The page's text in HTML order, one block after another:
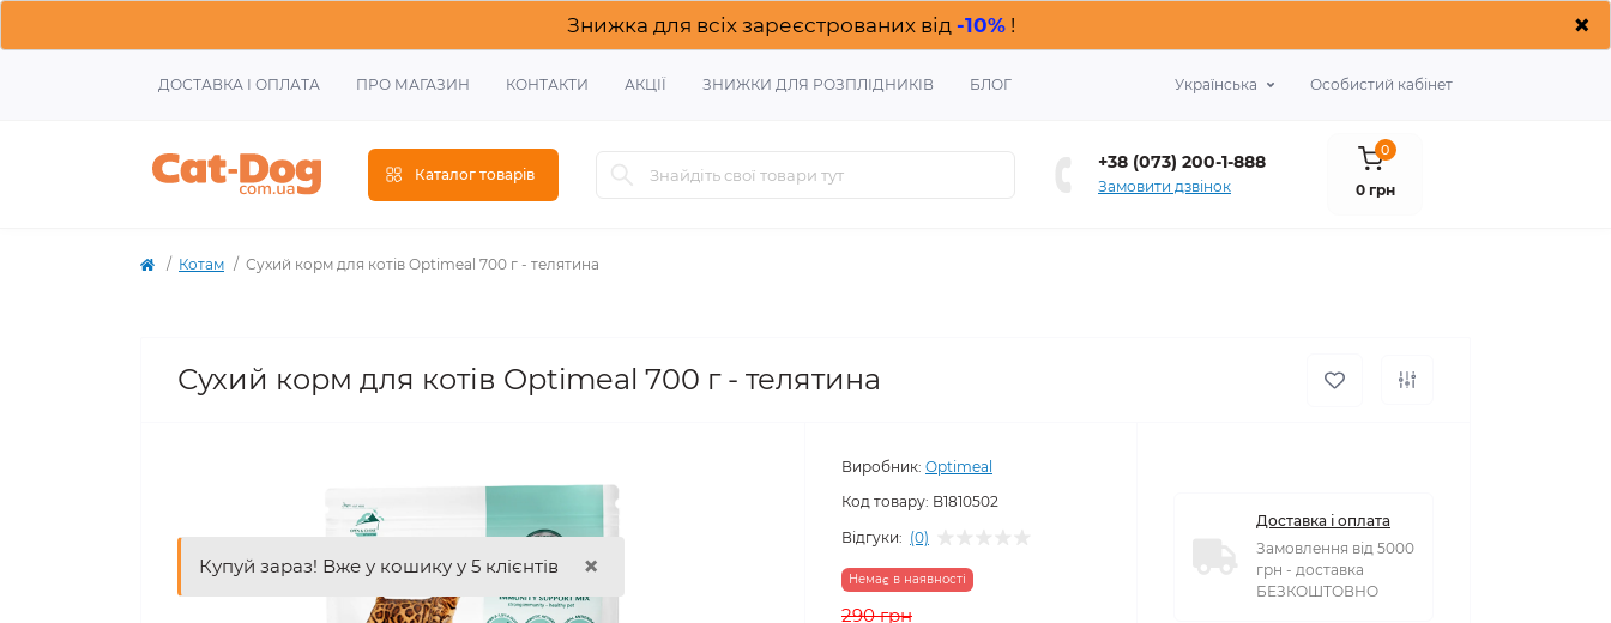
Знижка для всіх зареєстрованих від -10%! ×
ДОСТАВКА І ОПЛАТА ПРО МАГАЗИН КОНТАКТИ АКЦІЇ ЗНИЖКИ ДЛЯ РОЗПЛІДНИКІВ БЛОГ Українська Особистий кабінет
Каталог товарів
+38 (073) 200-1-888
Замовити дзвінок
0
0 грн
Котам Сухий корм для котів Optimeal 700 г - телятина
Сухий корм для котів Optimeal 700 г - телятина
Купуй зараз! Вже у кошику у 5 клієнтів ×
Виробник: Optimeal
Код товару: B1810502
Відгуки: (0)
Немає в наявності
290 грн
Доставка і оплата
Замовлення від 5000
грн - доставка
БЕЗКОШТОВНО